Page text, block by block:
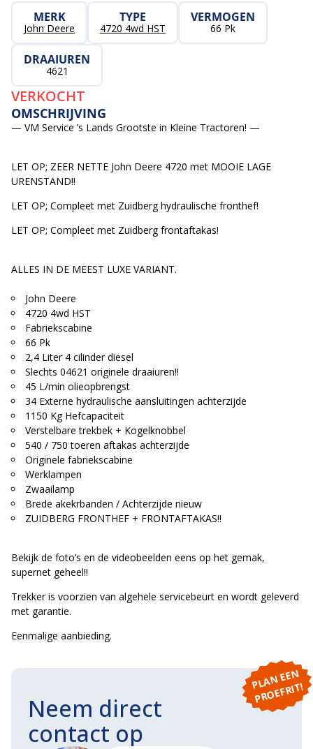
MERK
John Deere
TYPE
4720 4wd HST
VERMOGEN
66 Pk
DRAAIUREN
4621
VERKOCHT
OMSCHRIJVING
— VM Service ’s Lands Grootste in Kleine Tractoren! —
LET OP; ZEER NETTE John Deere 4720 met MOOIE LAGE
URENSTAND!!
LET OP; Compleet met Zuidberg hydraulische fronthef!
LET OP; Compleet met Zuidberg frontaftakas!
ALLES IN DE MEEST LUXE VARIANT.
John Deere
4720 4wd HST
Fabriekscabine
66 Pk
2,4 Liter 4 cilinder diesel
Slechts 04621 originele draaiuren!!
45 L/min olieopbrengst
34 Externe hydraulische aansluitingen achterzijde
1150 Kg Hefcapaciteit
Verstelbare trekbek + Kogelknobbel
540 / 750 toeren aftakas achterzijde
Originele fabriekscabine
Werklampen
Zwaailamp
Brede akekrbanden / Achterzijde nieuw
ZUIDBERG FRONTHEF + FRONTAFTAKAS!!
Bekijk de foto’s en de videobeelden eens op het gemak,
supernet geheel!!
Trekker is voorzien van algehele servicebeurt en wordt geleverd
met garantie.
Eenmalige aanbieding.
P
L
A
N
E
E
N
P
R
O
E
F
RI
T!
Neem direct
contact op